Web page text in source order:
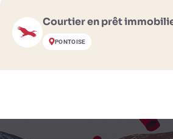
Courtier en prêt
PONTOISE